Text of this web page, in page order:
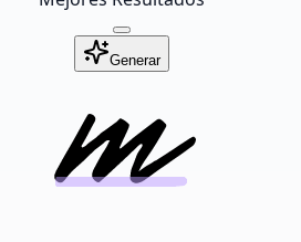
Generar